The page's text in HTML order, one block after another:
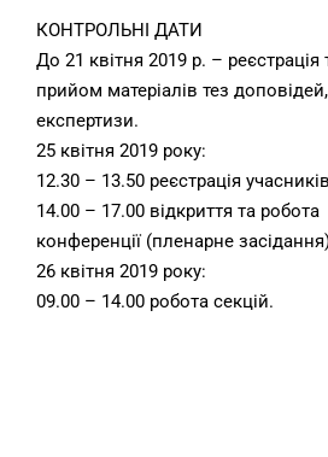
КОНТРОЛЬНІ ДАТИ
До 21 квітня 2019 р. – реєстрація
прийом матеріалів тез
експертизи.
25 квітня 2019 року:
12.30 – 13.50 реєстрація
14.00 – 17.00 відкриття та робота
конференції (пленарне
26 квітня 2019 року:
09.00 – 14.00 робота секцій.